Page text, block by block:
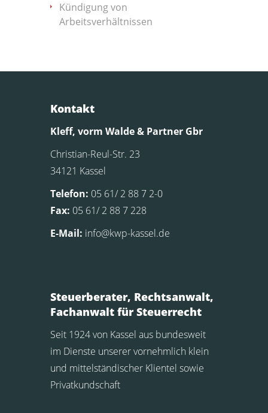
Kündigung von
Arbeitsverhältnissen
Kontakt
Kleff, vorm Walde & Partner Gbr
Christian-Reul-Str. 23
34121 Kassel
Telefon: 05 61/ 2 88 7 2-0
Fax: 05 61/ 2 88 7 228
E-Mail: info@kwp-kassel.de
Steuerberater, Rechtsanwalt,
Fachanwalt für Steuerrecht
Seit 1924 von Kassel aus bundesweit
im Dienste unserer vornehmlich klein
und mittelständischer Klientel sowie
Privatkundschaft